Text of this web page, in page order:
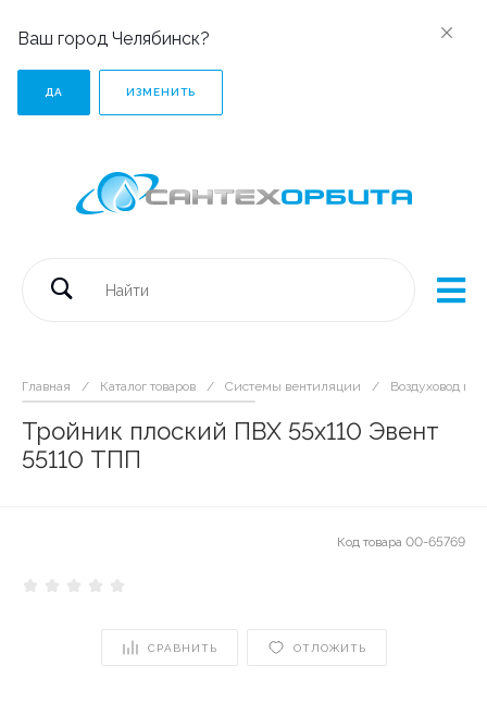
Ваш город Челябинск?
ДА ИЗМЕНИТЬ
Главная / Каталог товаров / Системы вентиляции / Воздуховод
Тройник плоский ПВХ 55х110 Эвент
55110 ТПП
Код товара 00-65769
СРАВНИТЬ ОТЛОЖИТЬ